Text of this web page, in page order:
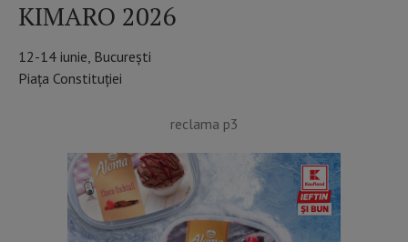
KIMARO 2026
12-14 iunie, București
Piața Constituției
reclama p3